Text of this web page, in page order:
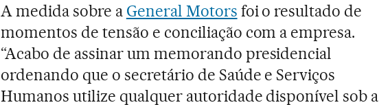
A medida sobre a General Motors foi o resultado de
momentos de tensão e conciliação com a empresa.
“Acabo de assinar um memorando presidencial
ordenando que o secretário de Saúde e Serviços
Humanos utilize qualquer autoridade disponível sob a